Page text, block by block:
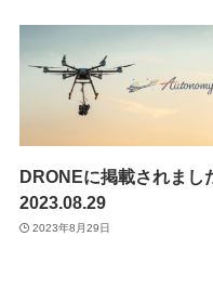
DRONEに掲載されまし
2023.08.29
2023年8月29日